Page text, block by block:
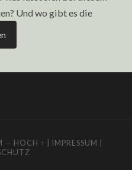
Und wo gibt es die
— HOCH ↑ IMPRESSUM